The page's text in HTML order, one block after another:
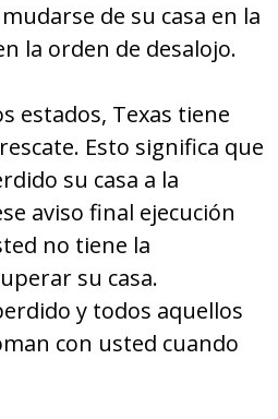
de su casa en la
la orden de desalojo.
estados, Texas tiene
Esto significa que
su casa a la
aviso final ejecución
no tiene la
su casa.
y todos aquellos
con usted cuando